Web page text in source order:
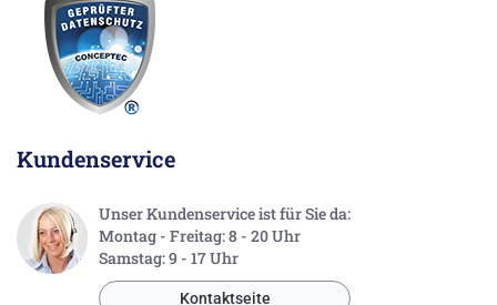
Kundenservice
Unser Kundenservice ist für Sie da:
Montag - Freitag: 8 - 20 Uhr
Samstag: 9 - 17 Uhr
Kontaktseite